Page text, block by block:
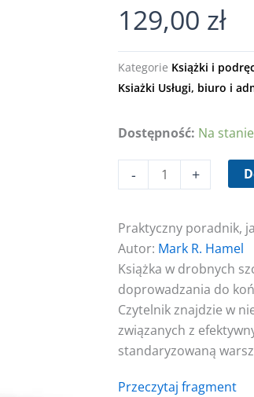
129,00 zł
Kategorie Książki i
Ksiażki Usługi, biuro i
Dostępność: Na stanie
-
ilość
Kaizen
+
Praktyczny poradnik,
Autor: Mark R. Hamel
Książka w drobnych
doprowadzania do
Czytelnik znajdzie w
związanych z
standaryzowaną
Przeczytaj fragment